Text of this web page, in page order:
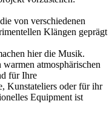
von verschiedenen
Klängen geprägt
hier die Musik.
atmosphärischen
für Ihre
Kunstateliers oder für ihr
Equipment ist